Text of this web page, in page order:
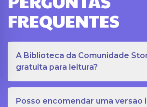
FREQUENTES
A Biblioteca da Comunidade
gratuita para leitura?
Posso encomendar uma versão